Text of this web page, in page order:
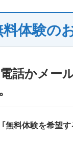
体験の
話かメー
｢無料体験を希望